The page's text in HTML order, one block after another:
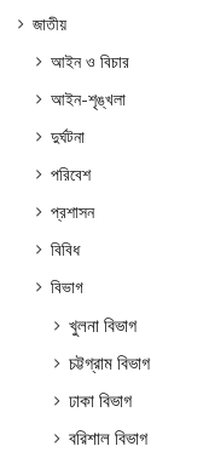
জাতীয়
আইন ও বিচার
আইন-শৃঙ্খলা
দুর্ঘটনা
পরিবেশ
প্রশাসন
বিবিধ
বিভাগ
খুলনা বিভাগ
চট্টগ্রাম বিভাগ
ঢাকা বিভাগ
বরিশাল বিভাগ